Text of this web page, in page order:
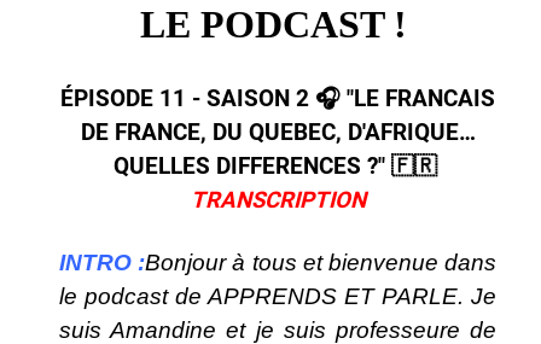
LE PODCAST !
ÉPISODE 11 - SAISON 2 🎧​ "LE FRANCAIS
DE FRANCE, DU QUEBEC, D'AFRIQUE…
QUELLES DIFFERENCES ?"​ ​🇫🇷​
TRANSCRIPTION
INTRO :Bonjour à tous et bienvenue dans
le podcast de APPRENDS ET PARLE. Je
suis Amandine et je suis professeure de